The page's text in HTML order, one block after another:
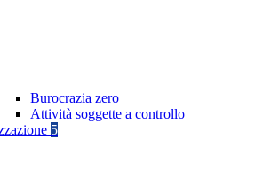
Burocrazia zero
Attività soggette a controllo
5